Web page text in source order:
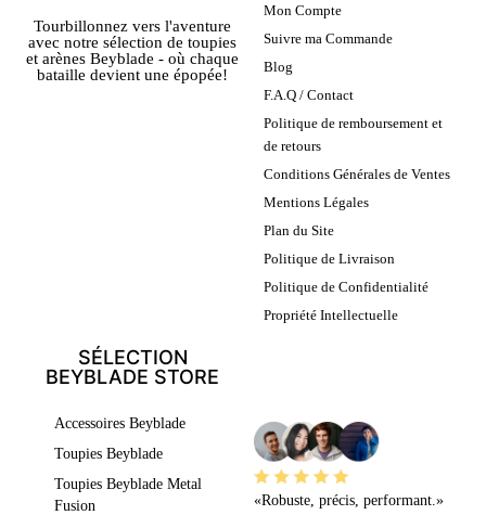
Tourbillonnez vers l'aventure
avec notre sélection de toupies
et arènes Beyblade - où chaque
bataille devient une épopée!
Mon Compte
Suivre ma Commande
Blog
F.A.Q / Contact
Politique de remboursement et
de retours
Conditions Générales de Ventes
Mentions Légales
Plan du Site
Politique de Livraison
Politique de Confidentialité
Propriété Intellectuelle
SÉLECTION
BEYBLADE STORE
Accessoires Beyblade
Toupies Beyblade
Toupies Beyblade Metal
Fusion
«Robuste, précis, performant.»